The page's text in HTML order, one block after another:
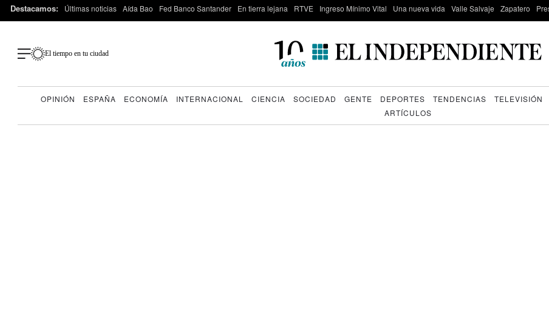
Destacamos: Últimas noticias Aída Bao Fed Banco Santander En tierra lejana RTVE Ingreso Mínimo Vital Una nueva vida Valle Salvaje Zapatero
El tiempo en tu ciudad
OPINIÓN ESPAÑA ECONOMÍA INTERNACIONAL CIENCIA SOCIEDAD GENTE DEPORTES TENDENCIAS TELEVISIÓN
ARTÍCULOS